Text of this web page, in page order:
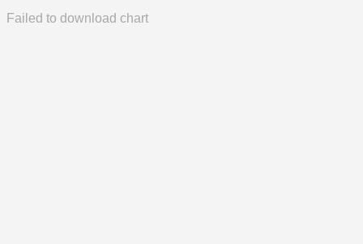
Failed to download chart